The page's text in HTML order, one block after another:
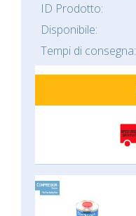
ID Prodotto:
Disponibile:
Tempi di consegna: